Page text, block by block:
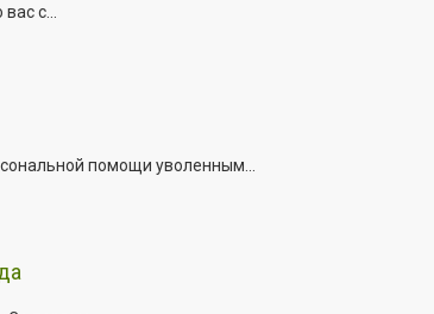
с...
помощи уволенным...